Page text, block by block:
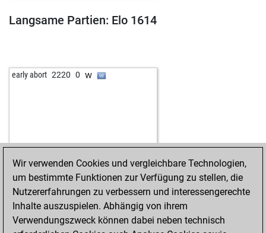
Langsame Partien: Elo 1614
early abort 2220 0 w
Wir verwenden Cookies und vergleichbare Technologien,
um bestimmte Funktionen zur Verfügung zu stellen, die
Nutzererfahrungen zu verbessern und interessengerechte
Inhalte auszuspielen. Abhängig von ihrem
Verwendungszweck können dabei neben technisch